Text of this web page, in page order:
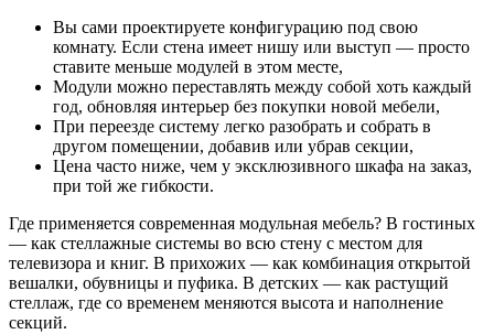
Вы сами проектируете конфигурацию под свою
комнату. Если стена имеет нишу или выступ — просто
ставите меньше модулей в этом месте,
Модули можно переставлять между собой хоть каждый
год, обновляя интерьер без покупки новой мебели,
При переезде систему легко разобрать и собрать в
другом помещении, добавив или убрав секции,
Цена часто ниже, чем у эксклюзивного шкафа на заказ,
при той же гибкости.
Где применяется современная модульная мебель? В гостиных
— как стеллажные системы во всю стену с местом для
телевизора и книг. В прихожих — как комбинация открытой
вешалки, обувницы и пуфика. В детских — как растущий
стеллаж, где со временем меняются высота и наполнение
секций.